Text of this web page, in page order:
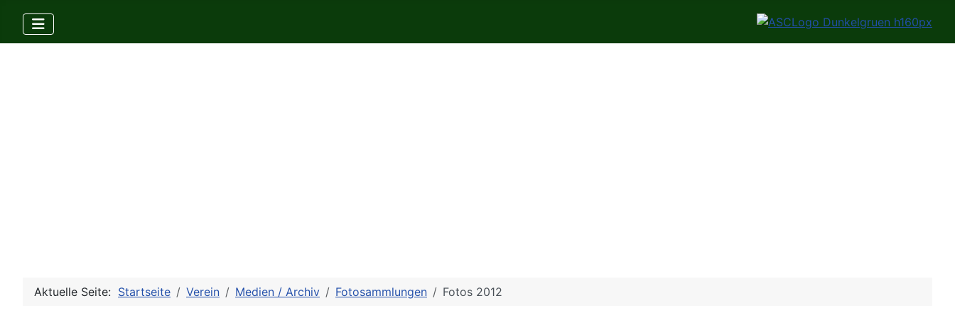
Aktuelle Seite: Startseite Verein Medien / Archiv Fotosammlungen Fotos 2012